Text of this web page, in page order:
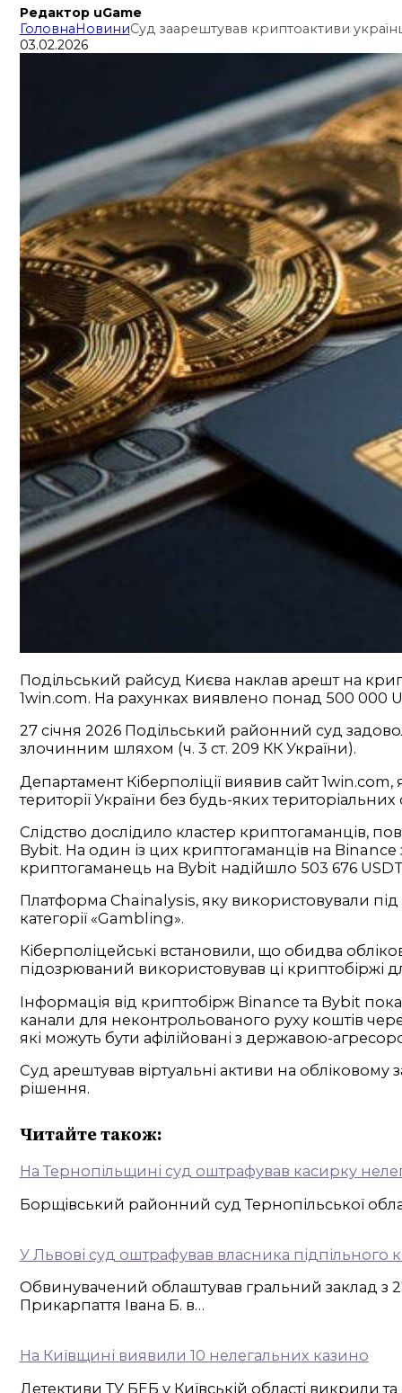
Редактор uGame
ГоловнаНовиниСуд заарештував криптоактиви
03.02.2026
Подільський райсуд Києва наклав арешт на
1win.com. На рахунках виявлено понад 500 000
27 січня 2026 Подільський районний суд
злочинним шляхом (ч. 3 ст. 209 КК України).
Департамент Кіберполіції виявив сайт
території України без будь-яких
Слідство дослідило кластер криптогаманців,
Bybit. На один із цих криптогаманців на
криптогаманець на Bybit надійшло 503 676
Платформа Chainalysis, яку використовували під
категорії «Gambling».
Кіберполіцейські встановили, що обидва
підозрюваний використовував ці криптобіржі
Інформація від криптобірж Binance та Bybit
канали для неконтрольованого руху коштів
які можуть бути афілійовані з державою-
Суд арештував віртуальні активи на
рішення.
Читайте також:
На Тернопільщині суд оштрафував касирку
Борщівський районний суд Тернопільської
У Львові суд оштрафував власника підпільного
Обвинувачений облаштував гральний заклад з
Прикарпаття Івана Б. в…
На Київщині виявили 10 нелегальних казино
Детективи ТУ БЕБ у Київській області викрили